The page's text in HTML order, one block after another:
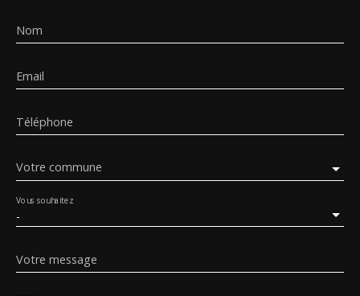
Nom
Email
Téléphone
Votre commune
-
Vous souhaitez
Votre message